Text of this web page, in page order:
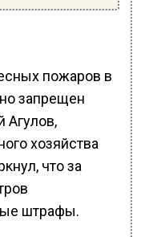
пожаров в
запрещен
Агулов,
хозяйства
что за
штрафы.